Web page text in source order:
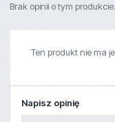
Brak opinii o tym produkcie.
Ten produkt nie ma
Napisz opinię